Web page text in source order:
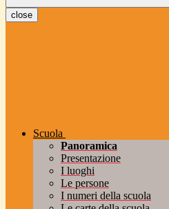
close
Scuola
Panoramica
Presentazione
I luoghi
Le persone
I numeri della scuola